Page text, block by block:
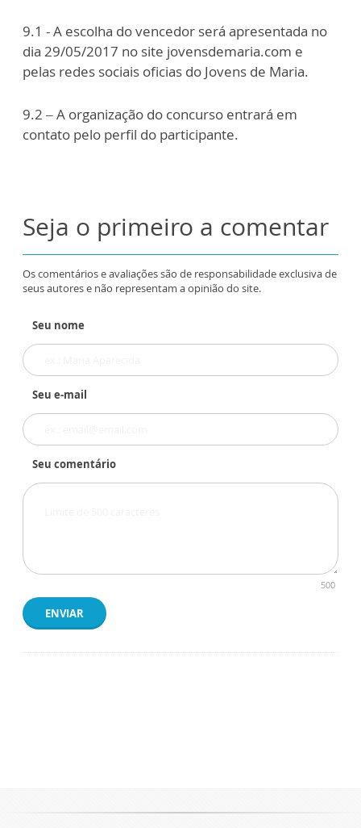
9.1 - A escolha do vencedor será apresentada no
dia 29/05/2017 no site jovensdemaria.com e
pelas redes sociais oficias do Jovens de Maria.
9.2 – A organização do concurso entrará em
contato pelo perfil do participante.
Seja o primeiro a comentar
Os comentários e avaliações são de responsabilidade exclusiva de
seus autores e não representam a opinião do site.
Seu nome
Seu e-mail
Seu comentário
500
ENVIAR